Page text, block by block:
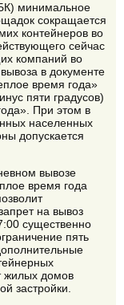
минимальное
сокращается
контейнеров во
сейчас
компаний во
в документе
время года»
пяти градусов)
При этом в
населенных
допускается
вывозе
время года
на вывоз
существенно
пять
жилых домов
застройки.